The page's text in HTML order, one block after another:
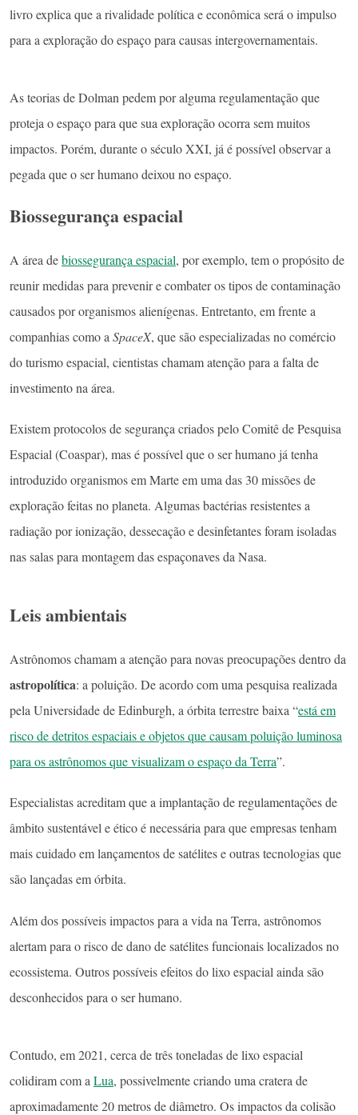
livro explica que a rivalidade política e econômica será o impulso
para a exploração do espaço para causas intergovernamentais.
As teorias de Dolman pedem por alguma regulamentação que
proteja o espaço para que sua exploração ocorra sem muitos
impactos. Porém, durante o século XXI, já é possível observar a
pegada que o ser humano deixou no espaço.
Biossegurança espacial
A área debiossegurança espacial, por exemplo, tem o propósito de
reunir medidas para prevenir e combater os tipos de contaminação
causados por organismos alienígenas. Entretanto, em frente a
companhias como a SpaceX, que são especializadas no comércio
do turismo espacial, cientistas chamam atenção para a falta de
investimento na área.
Existem protocolos de segurança criados pelo Comitê de Pesquisa
Espacial (Coaspar), mas é possível que o ser humano já tenha
introduzido organismos em Marte em uma das 30 missões de
exploração feitas no planeta. Algumas bactérias resistentes a
radiação por ionização, dessecação e desinfetantes foram isoladas
nas salas para montagem das espaçonaves da Nasa.
Leis ambientais
Astrônomos chamam a atenção para novas preocupações dentro da
astropolítica: a poluição. De acordo com uma pesquisa realizada
pela Universidade de Edinburgh, a órbita terrestre baixa “está em
risco de detritos espaciais e objetos que causam poluição luminosa
para os astrônomos que visualizam o espaço da Terra”.
Especialistas acreditam que a implantação de regulamentações de
âmbito sustentável e ético é necessária para que empresas tenham
mais cuidado em lançamentos de satélites e outras tecnologias que
são lançadas em órbita.
Além dos possíveis impactos para a vida na Terra, astrônomos
alertam para o risco de dano de satélites funcionais localizados no
ecossistema. Outros possíveis efeitos do lixo espacial ainda são
desconhecidos para o ser humano.
Contudo, em 2021, cerca de três toneladas de lixo espacial
colidiram com a Lua, possivelmente criando uma cratera de
aproximadamente 20 metros de diâmetro. Os impactos da colisão